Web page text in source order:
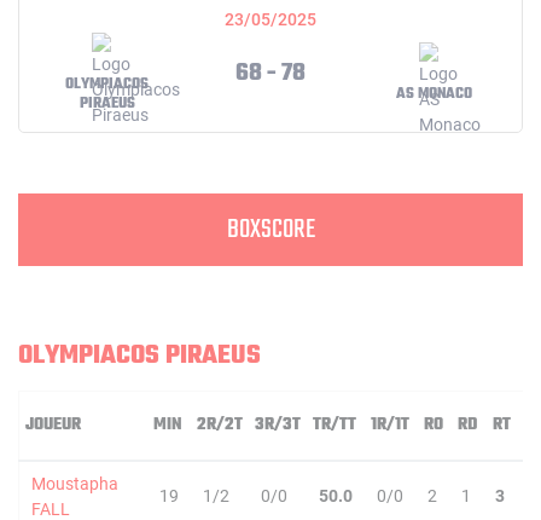
23/05/2025
OLYMPIACOS
PIRAEUS
68 - 78
AS MONACO
BOXSCORE
OLYMPIACOS PIRAEUS
JOUEUR MIN 2R/2T 3R/3T TR/TT 1R/1T RO RD RT
Moustapha
FALL
19 1/2 0/0 50.0 0/0 2 1 3